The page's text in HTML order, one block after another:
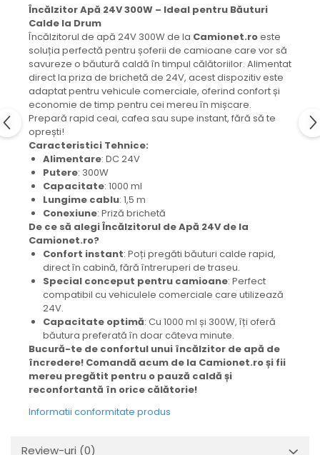
Mecanice
Bolturi, role si bucse
Cilindri si burdufe
Pompe si motoare electrice
DAUTEL
Electrice
Hidraulica
Mecanica
Electropompa si motoare
electrice
Burdufuri si cilindri hidraulici
Role, bucsi si bolturi
BEHRENS
Bolturi - role - bucse
Burdufe si cilindri
Mecanice
Electrice
Hidraulice
Motoare electrice si pompe
SÖRENSEN
Mecanice
Cilindri hidraulici si burdufe
Încălzitor Apă 24V 300W – Ideal pentru Băuturi
Calde la Drum
Încălzitorul de apă 24V 300W de la Camionet.roeste
soluția perfectă pentru șoferii de camioane care vor să
savureze o băutură caldă în timpul călătoriilor. Alimentat
direct la priza de brichetă de 24V, acest dispozitiv este
adaptat pentru vehicule comerciale, oferind confort și
economie de timp pentru cei mereu în mișcare.
Prepară rapid ceai, cafea sau supe instant, fără să te
oprești!
Caracteristici Tehnice:
Alimentare: DC 24V
Putere: 300W
Capacitate: 1000 ml
Lungime cablu: 1,5 m
Conexiune: Priză brichetă
De ce să alegi Încălzitorul de Apă 24V de la
Camionet.ro?
Confort instant: Poți pregăti băuturi calde rapid,
direct în cabină, fără întreruperi de traseu.
Special conceput pentru camioane: Perfect
compatibil cu vehiculele comerciale care utilizează
24V.
Capacitate optimă: Cu 1000 ml și 300W, îți oferă
băutura preferată în doar câteva minute.
Bucură-te de confortul unui încălzitor de apă de
încredere! Comandă acum de la Camionet.ro și fii
mereu pregătit pentru o pauză caldă și
reconfortantă în orice călătorie!
Informatii conformitate produs
Review-uri (0)